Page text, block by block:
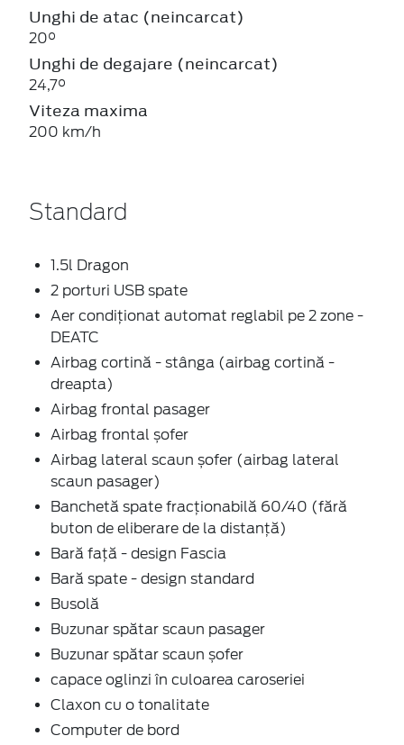
Unghi de atac (neincarcat)
20°
Unghi de degajare (neincarcat)
24,7°
Viteza maxima
200 km/h
Standard
1.5l Dragon
2 porturi USB spate
Aer condiționat automat reglabil pe 2 zone -
DEATC
Airbag cortină - stânga (airbag cortină -
dreapta)
Airbag frontal pasager
Airbag frontal șofer
Airbag lateral scaun șofer (airbag lateral
scaun pasager)
Banchetă spate fracționabilă 60/40 (fără
buton de eliberare de la distanță)
Bară față - design Fascia
Bară spate - design standard
Busolă
Buzunar spătar scaun pasager
Buzunar spătar scaun șofer
capace oglinzi în culoarea caroseriei
Claxon cu o tonalitate
Computer de bord